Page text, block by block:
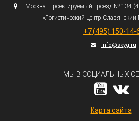
г.Москва, Проектируемый проезд № 134
«Логистический центр Славянский
+7 (495) 150-14-
info@skyg.ru
МЫ В СОЦИАЛЬНЫХ
Карта сайта